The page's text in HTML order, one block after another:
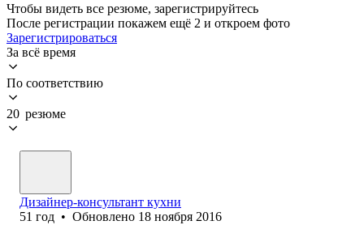
Чтобы видеть все резюме, зарегистрируйтесь
После регистрации покажем ещё 2 и откроем фото
Зарегистрироваться
За всё время
По соответствию
20 резюме
Дизайнер-консультант кухни
51 год • Обновлено 18 ноября 2016